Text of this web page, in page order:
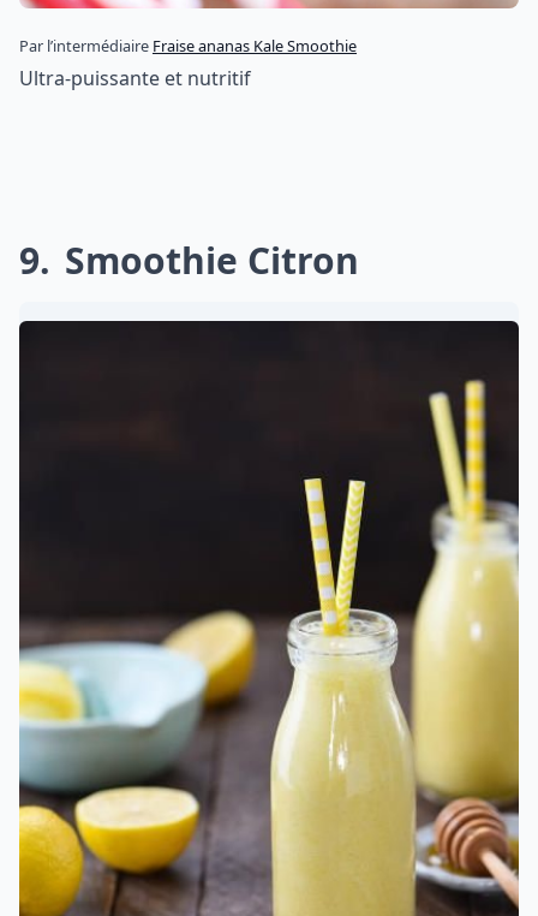
Par l’intermédiaire Fraise ananas Kale Smoothie
Ultra-puissante et nutritif
9 Smoothie Citron